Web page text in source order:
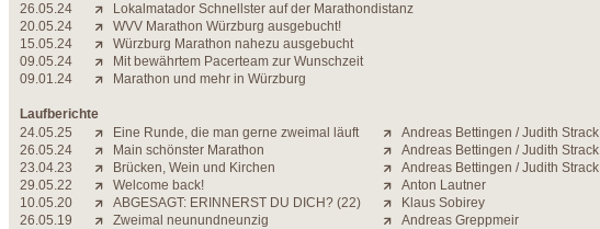
26.05.24
Lokalmatador Schnellster auf der Marathondistanz
20.05.24
WVV Marathon Würzburg ausgebucht!
15.05.24
Würzburg Marathon nahezu ausgebucht
09.05.24
Mit bewährtem Pacerteam zur Wunschzeit
09.01.24
Marathon und mehr in Würzburg
Laufberichte
24.05.25
Eine Runde, die man gerne zweimal läuft
Andreas Bettingen / Judith Strack
26.05.24
Main schönster Marathon
Andreas Bettingen / Judith Strack
23.04.23
Brücken, Wein und Kirchen
Andreas Bettingen / Judith Strack
29.05.22
Welcome back!
Anton Lautner
10.05.20
ABGESAGT: ERINNERST DU DICH? (22)
Klaus Sobirey
26.05.19
Zweimal neunundneunzig
Andreas Greppmeir